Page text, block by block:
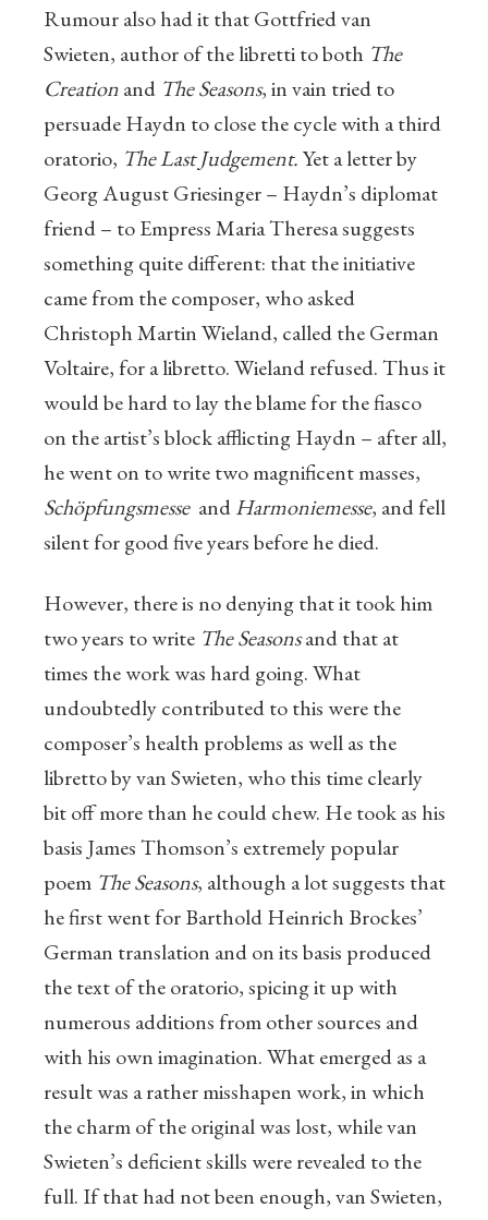
Rumour also had it that Gottfried van
Swieten, author of the libretti to both The
Creationand The Seasons, in vain tried to
persuade Haydn to close the cycle with a third
oratorio, The Last Judgement.Yet a letter by
Georg August Griesinger – Haydn’s diplomat
friend – to Empress Maria Theresa suggests
something quite different: that the initiative
came from the composer, who asked
Christoph Martin Wieland, called the German
Voltaire, for a libretto. Wieland refused. Thus it
would be hard to lay the blame for the fiasco
on the artist’s block afflicting Haydn – after all,
he went on to write two magnificent masses,
Schöpfungsmesse andHarmoniemesse, and fell
silent for good five years before he died.
However, there is no denying that it took him
two years to write The Seasonsand that at
times the work was hard going. What
undoubtedly contributed to this were the
composer’s health problems as well as the
libretto by van Swieten, who this time clearly
bit off more than he could chew. He took as his
basis James Thomson’s extremely popular
poem The Seasons, although a lot suggests that
he first went for Barthold Heinrich Brockes’
German translation and on its basis produced
the text of the oratorio, spicing it up with
numerous additions from other sources and
with his own imagination. What emerged as a
result was a rather misshapen work, in which
the charm of the original was lost, while van
Swieten’s deficient skills were revealed to the
full. If that had not been enough, van Swieten,